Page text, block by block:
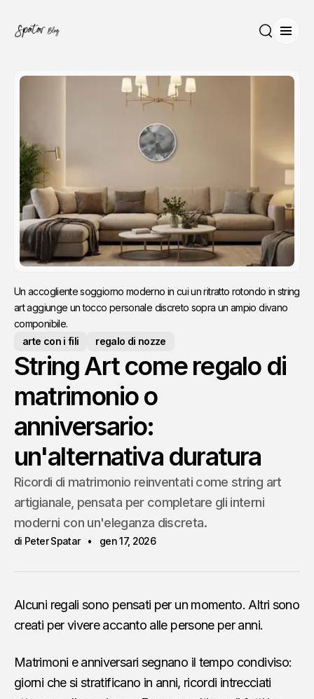
Apri
Un accogliente soggiorno moderno in cui un ritratto rotondo in string
art aggiunge un tocco personale discreto sopra un ampio divano
componibile.
arte con i fili
regalo di nozze
String Art come regalo di
matrimonio o
anniversario:
un'alternativa duratura
Ricordi di matrimonio reinventati come string art
artigianale, pensata per completare gli interni
moderni con un'eleganza discreta.
di Peter Spatar gen 17, 2026
Alcuni regali sono pensati per un momento. Altri sono
creati per vivere accanto alle persone per anni.
Matrimoni e anniversari segnano il tempo condiviso:
giorni che si stratificano in anni, ricordi intrecciati